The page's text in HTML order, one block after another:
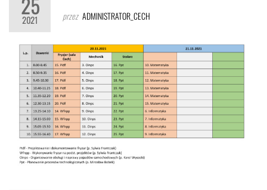
25
2021 przez ADMINISTRATOR_CECH